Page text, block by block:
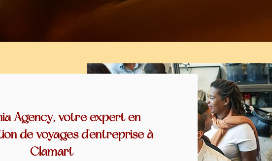
Agency, votre expert en
de voyages d'entreprise à
Clamart